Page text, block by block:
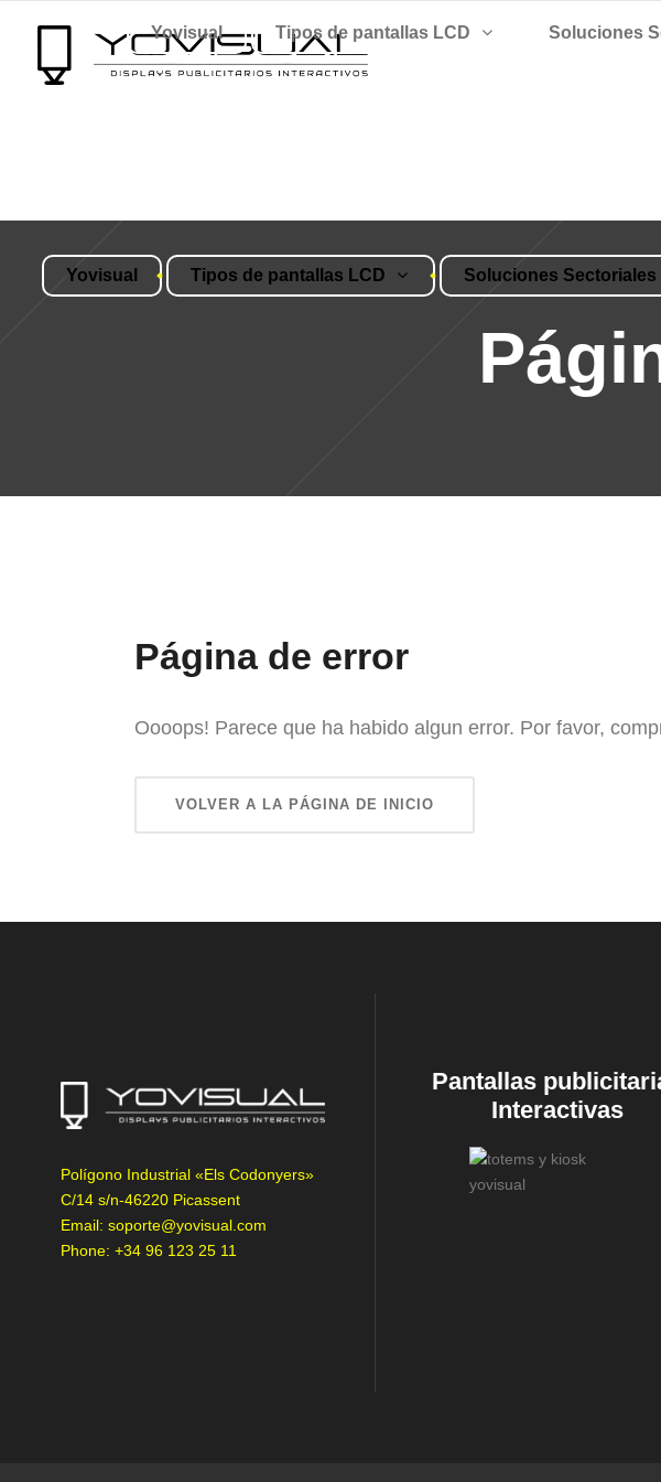
Yovisual Tipos de pantallas LCD Soluciones Sectoriales
Yovisual Tipos de pantallas LCD Soluciones
Página de error
Oooops! Parece que ha habido algun error. Por favor,
VOLVER A LA PÁGINA DE INICIO
Polígono Industrial «Els Codonyers»
C/14 s/n-46220 Picassent
Email: soporte@yovisual.com
Phone: +34 96 123 25 11
Pantallas
Interactivas